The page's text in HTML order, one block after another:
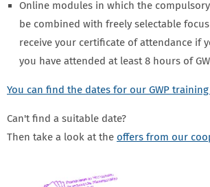
Online modules in which the
be combined with freely selectable
receive your certificate of attendance if
you have attended at least 8 hours of
You can find the dates for our GWP
Can't find a suitable date?
Then take a look at the offers from our